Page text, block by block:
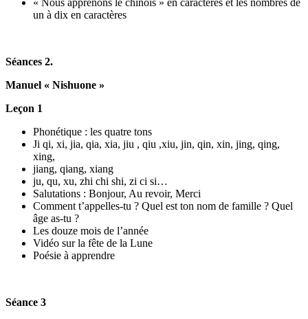
« Nous apprenons le chinois » en caractères et les nombres de
un à dix en caractères
Séances 2.
Manuel « Nishuone »
Leçon 1
Phonétique : les quatre tons
Ji qi, xi, jia, qia, xia, jiu , qiu ,xiu, jin, qin, xin, jing, qing,
xing,
jiang, qiang, xiang
ju, qu, xu, zhi chi shi, zi ci si…
Salutations : Bonjour, Au revoir, Merci
Comment t’appelles-tu ? Quel est ton nom de famille ? Quel
âge as-tu ?
Les douze mois de l’année
Vidéo sur la fête de la Lune
Poésie à apprendre
Séance 3